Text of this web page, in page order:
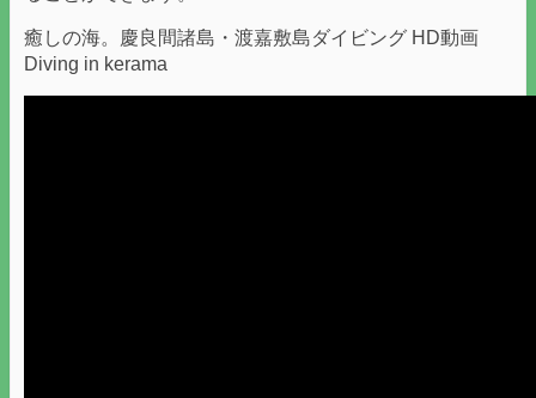
癒しの海。慶良間諸島・渡嘉敷島ダイビング HD動画
Diving in kerama